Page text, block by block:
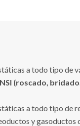
a todo tipo de
(roscado,
a todo tipo de
y